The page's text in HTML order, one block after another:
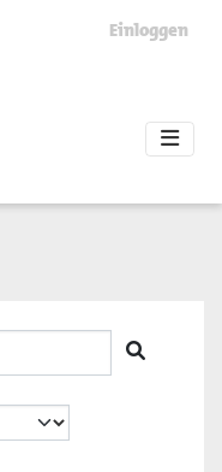
Einloggen